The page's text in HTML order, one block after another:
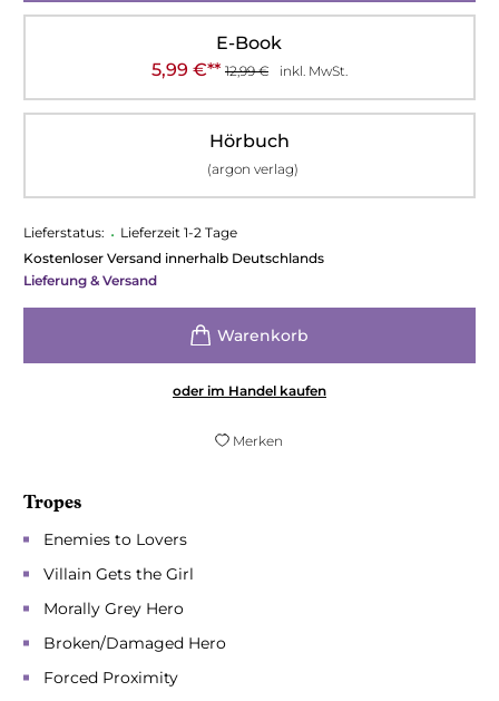
E-Book
5,99 €** 12,99€ inkl. MwSt.
Hörbuch
(argon verlag)
Lieferstatus: • Lieferzeit 1-2 Tage
Kostenloser Versand innerhalb Deutschlands
Lieferung & Versand
oder im Handel kaufen
Merken
Tropes
Enemies to Lovers
Villain Gets the Girl
Morally Grey Hero
Broken/Damaged Hero
Forced Proximity